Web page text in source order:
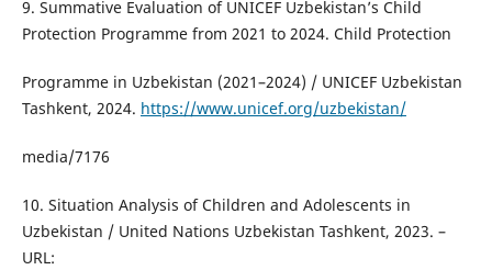
9. Summative Evaluation of UNICEF Uzbekistan’s Child
Protection Programme from 2021 to 2024. Child Protection
Programme in Uzbekistan (2021–2024) / UNICEF Uzbekistan
Tashkent, 2024. https://www.unicef.org/uzbekistan/
media/7176
10. Situation Analysis of Children and Adolescents in
Uzbekistan / United Nations Uzbekistan Tashkent, 2023. –
URL: